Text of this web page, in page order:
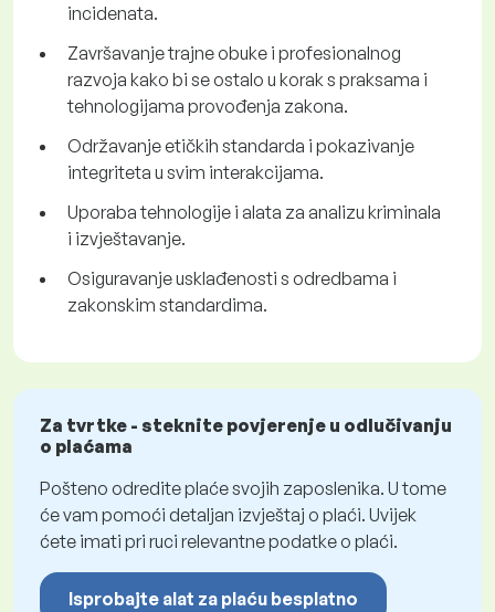
incidenata.
Završavanje trajne obuke i profesionalnog
razvoja kako bi se ostalo u korak s praksama i
tehnologijama provođenja zakona.
Održavanje etičkih standarda i pokazivanje
integriteta u svim interakcijama.
Uporaba tehnologije i alata za analizu kriminala
i izvještavanje.
Osiguravanje usklađenosti s odredbama i
zakonskim standardima.
Za tvrtke - steknite povjerenje u odlučivanju
o plaćama
Pošteno odredite plaće svojih zaposlenika. U tome
će vam pomoći detaljan izvještaj o plaći. Uvijek
ćete imati pri ruci relevantne podatke o plaći.
Isprobajte alat za plaću besplatno